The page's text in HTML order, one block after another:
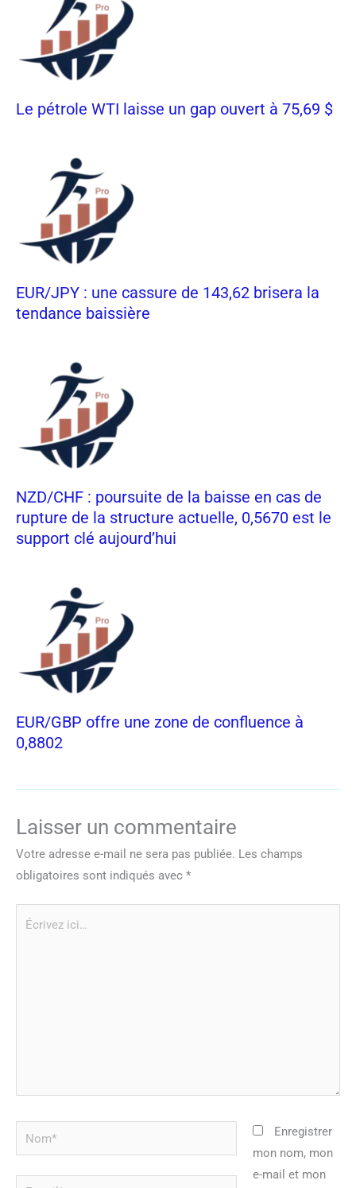
Le pétrole WTI laisse un gap ouvert à 75,69 $
EUR/JPY : une cassure de 143,62 brisera la
tendance baissière
NZD/CHF : poursuite de la baisse en cas de
rupture de la structure actuelle, 0,5670 est le
support clé aujourd’hui
EUR/GBP offre une zone de confluence à
0,8802
Laisser un commentaire
Votre adresse e-mail ne sera pas publiée. Les champs
obligatoires sont indiqués avec *
Nom*
Enregistrer
mon nom, mon
e-mail et mon